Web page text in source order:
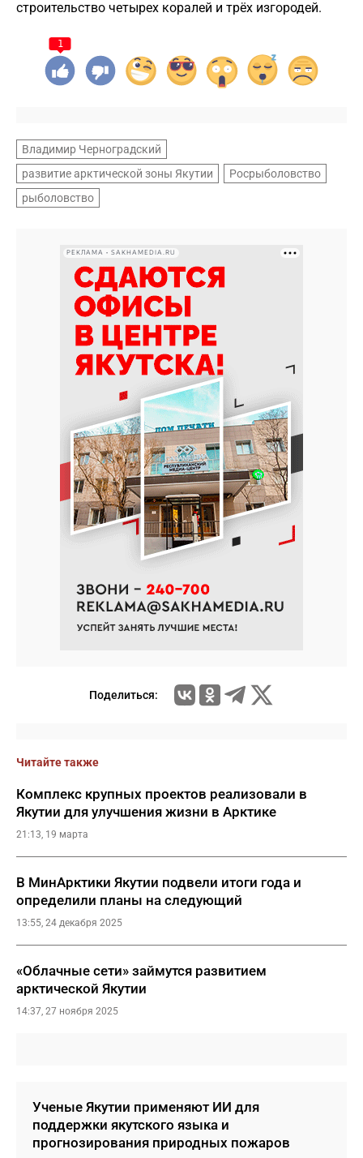
строительство четырех коралей и трёх изгородей.
1
Владимир Черноградский
развитие арктической зоны Якутии
Росрыболовство
рыболовство
РЕКЛАМА • SAKHAMEDIA.RU
Поделиться:
Читайте также
Комплекс крупных проектов реализовали в
Якутии для улучшения жизни в Арктике
21:13, 19 марта
В МинАрктики Якутии подвели итоги года и
определили планы на следующий
13:55, 24 декабря 2025
«Облачные сети» займутся развитием
арктической Якутии
14:37, 27 ноября 2025
Ученые Якутии применяют ИИ для
поддержки якутского языка и
прогнозирования природных пожаров